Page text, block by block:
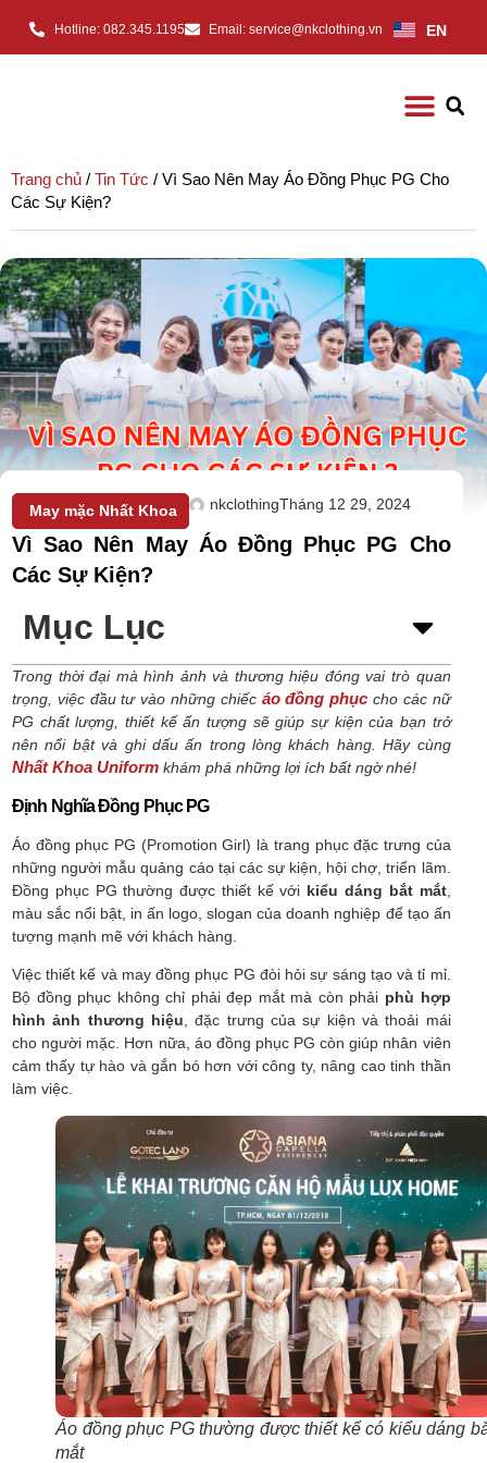
Hotline: 082.345.1195 Email: service@nkclothing.vn EN
Trang chủ / Tin Tức / Vì Sao Nên May Áo Đồng Phục PG Cho
Các Sự Kiện?
May mặc Nhất Khoa nkclothingTháng 12 29, 2024
Vì Sao Nên May Áo Đồng Phục PG Cho
Các Sự Kiện?
Mục Lục
Trong thời đại mà hình ảnh và thương hiệu đóng vai trò quan
trọng, việc đầu tư vào những chiếc áo đồng phục cho các nữ
PG chất lượng, thiết kế ấn tượng sẽ giúp sự kiện của bạn trở
nên nổi bật và ghi dấu ấn trong lòng khách hàng. Hãy cùng
Nhất Khoa Uniform khám phá những lợi ích bất ngờ nhé!
Định Nghĩa Đồng Phục PG
Áo đồng phục PG (Promotion Girl) là trang phục đặc trưng của
những người mẫu quảng cáo tại các sự kiện, hội chợ, triển lãm.
Đồng phục PG thường được thiết kế với kiểu dáng bắt mắt,
màu sắc nổi bật, in ấn logo, slogan của doanh nghiệp để tạo ấn
tượng mạnh mẽ với khách hàng.
Việc thiết kế và may đồng phục PG đòi hỏi sự sáng tạo và tỉ mỉ.
Bộ đồng phục không chỉ phải đẹp mắt mà còn phải phù hợp
hình ảnh thương hiệu , đặc trưng của sự kiện và thoải mái
cho người mặc. Hơn nữa, áo đồng phục PG còn giúp nhân viên
cảm thấy tự hào và gắn bó hơn với công ty, nâng cao tinh thần
làm việc.
Áo đồng phục PG thường được thiết kế có kiểu dáng
mắt